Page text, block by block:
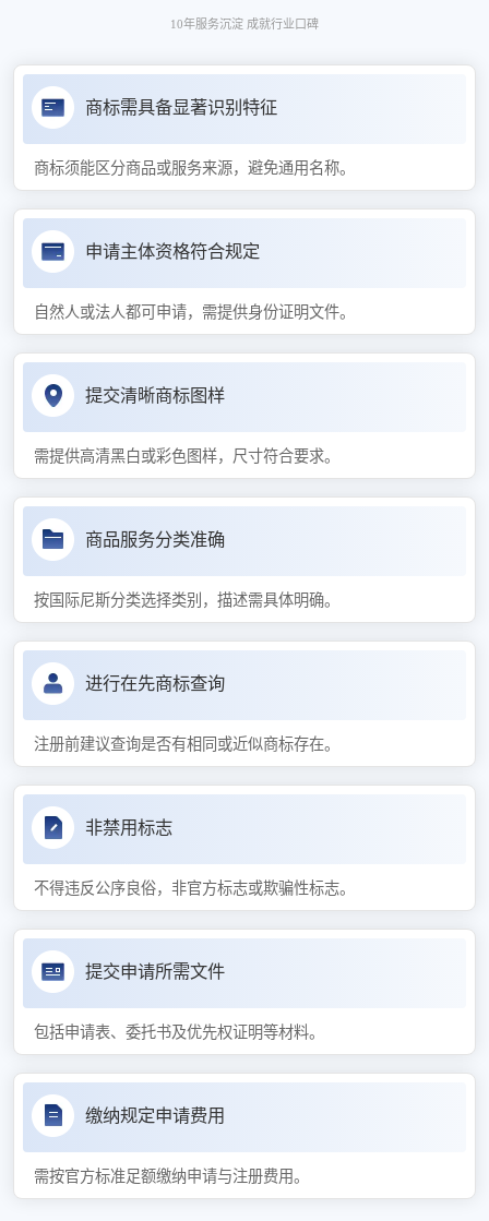
10年服务沉淀 成就行业口碑
商标需具备显著识别特征
商标须能区分商品或服务来源，避免通用名称。
申请主体资格符合规定
自然人或法人都可申请，需提供身份证明文件。
提交清晰商标图样
需提供高清黑白或彩色图样，尺寸符合要求。
商品服务分类准确
按国际尼斯分类选择类别，描述需具体明确。
进行在先商标查询
注册前建议查询是否有相同或近似商标存在。
非禁用标志
不得违反公序良俗，非官方标志或欺骗性标志。
提交申请所需文件
包括申请表、委托书及优先权证明等材料。
缴纳规定申请费用
需按官方标准足额缴纳申请与注册费用。